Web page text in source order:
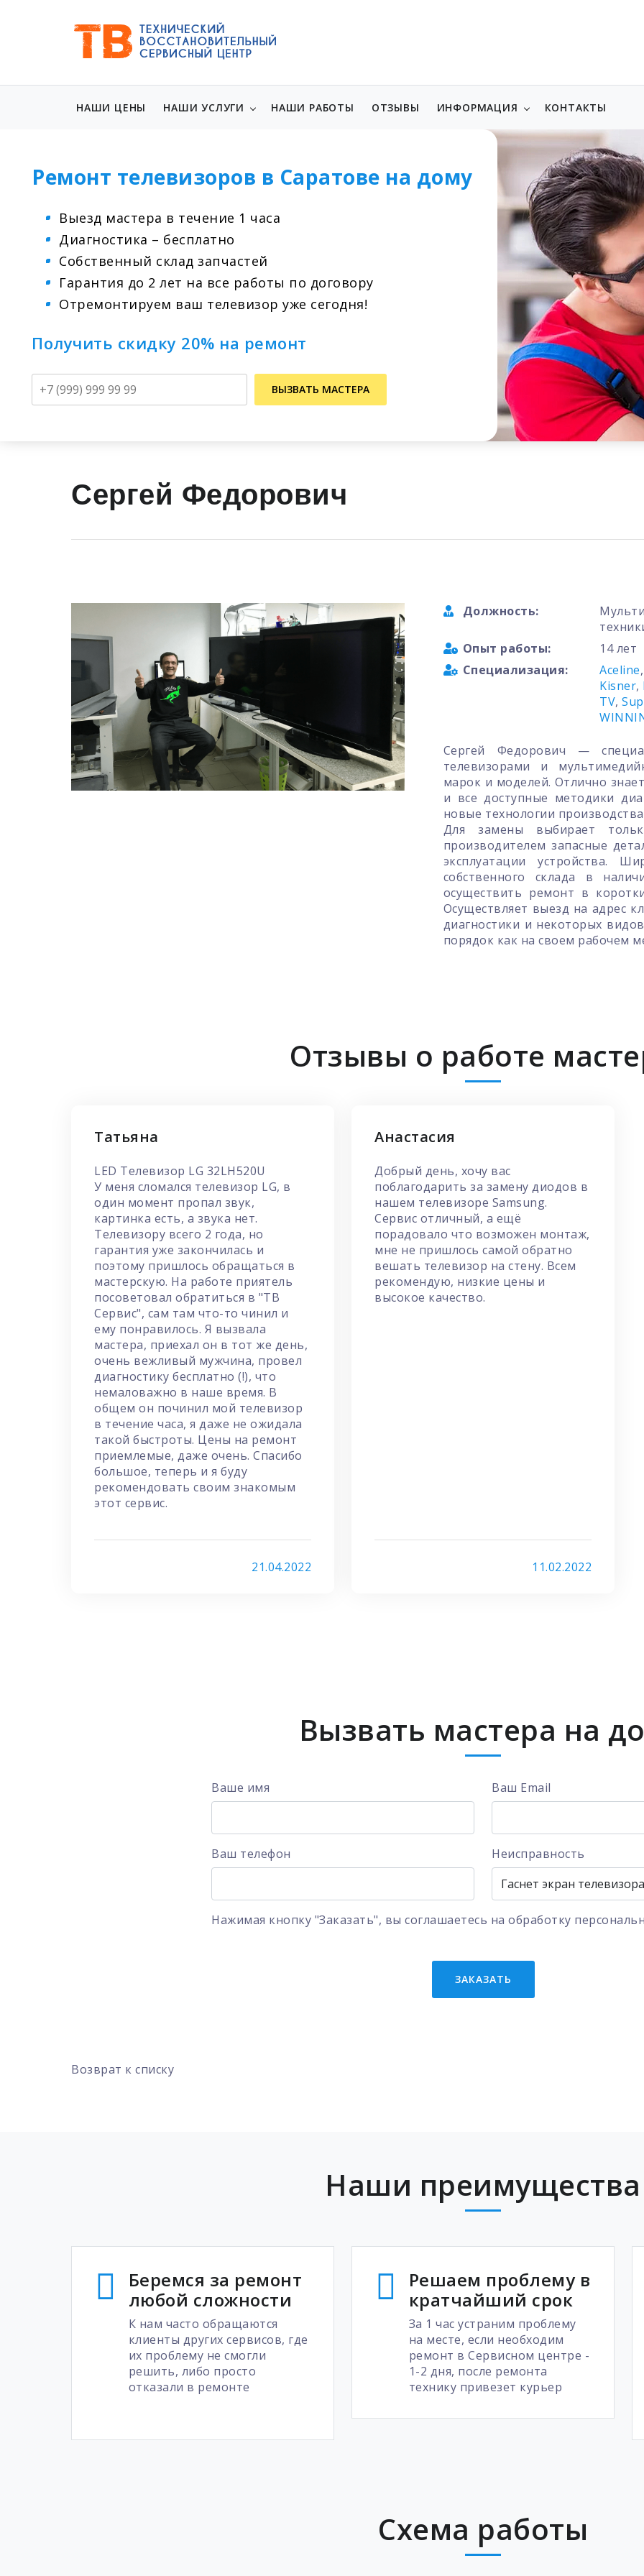
НАШИ ЦЕНЫ НАШИ УСЛУГИ НАШИ РАБОТЫ ОТЗЫВЫ ИНФОРМАЦИЯ КОНТАКТЫ
Ремонт телевизоров в Саратове на дому
Выезд мастера в течение 1 часа
Диагностика – бесплатно
Собственный склад запчастей
Гарантия до 2 лет на все работы по договору
Отремонтируем ваш телевизор уже сегодня!
Получить скидку 20% на ремонт
ВЫЗВАТЬ МАСТЕРА
Сергей Федорович
Должность:
Опыт работы:
14 лет
Специализация:
Aceline
Kisner,
TV,
Сергей Федорович —
телевизорами и
марок и моделей. Отлично
и все доступные методики
новые технологии
Для замены выбирает
производителем запасные
эксплуатации устройства.
собственного склада в
осуществить ремонт в
Осуществляет выезд на адрес
диагностики и некоторых
порядок как на своем рабочем
Отзывы о работе
Татьяна
LED Телевизор LG 32LH520U
У меня сломался телевизор LG, в
один момент пропал звук,
картинка есть, а звука нет.
Телевизору всего 2 года, но
гарантия уже закончилась и
поэтому пришлось обращаться в
мастерскую. На работе приятель
посоветовал обратиться в "ТВ
Сервис", сам там что-то чинил и
ему понравилось. Я вызвала
мастера, приехал он в тот же день,
очень вежливый мужчина, провел
диагностику бесплатно (!), что
немаловажно в наше время. В
общем он починил мой телевизор
в течение часа, я даже не ожидала
такой быстроты. Цены на ремонт
приемлемые, даже очень. Спасибо
большое, теперь и я буду
рекомендовать своим знакомым
этот сервис.
21.04.2022
Анастасия
Добрый день, хочу вас
поблагодарить за замену диодов в
нашем телевизоре Samsung.
Сервис отличный, а ещё
порадовало что возможен монтаж,
мне не пришлось самой обратно
вешать телевизор на стену. Всем
рекомендую, низкие цены и
высокое качество.
11.02.2022
Вызвать мастера на
Ваше имя Ваш Email
Ваш телефон Неисправность
Нажимая кнопку "Заказать", вы соглашаетесь на обработку
ЗАКАЗАТЬ
Возврат к списку
Наши преимущества
Беремся за ремонт
любой сложности
К нам часто обращаются
клиенты других сервисов, где
их проблему не смогли
решить, либо просто
отказали в ремонте
Решаем проблему в
кратчайший срок
За 1 час устраним проблему
на месте, если необходим
ремонт в Сервисном центре -
1-2 дня, после ремонта
технику привезет курьер
Схема работы